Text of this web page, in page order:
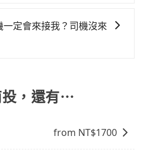
找不到停車位，對於急著用
說就有不小的風險。最後，
一家可靠的包車公司，
任的不二選擇！
位司機每次服務的狀況以及
用作後續的司機教育參考。
定會來接我？司機沒來
車牌、車型等資訊，如在約
看到司機，可主動電話聯
或者前一趟車嚴重耽誤，
投，還有⋯
from NT$1700